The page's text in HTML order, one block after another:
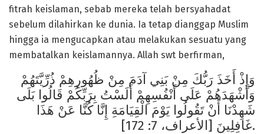
fitrah keislaman, sebab mereka telah bersyahadat
sebelum dilahirkan ke dunia. Ia tetap dianggap Muslim
hingga ia mengucapkan atau melakukan sesuatu yang
membatalkan keislamannya. Allah swt berfirman,
وَإِذْ أَخَذَ رَبُّكَ مِنْ بَنِي آدَمَ مِنْ ظُهُورِهِمْ ذُرِّيَّتَهُمْ
وَأَشْهَدَهُمْ عَلَى أَنْفُسِهِمْ أَلَسْتُ بِرَبِّكُمْ قَالُوا بَلَى
شَهِدْنَا أَنْ تَقُولُوا يَوْمَ الْقِيَامَةِ إِنَّا كُنَّا عَنْ هَذَا
غَافِلِينَ [الأعراف، 7: 172].